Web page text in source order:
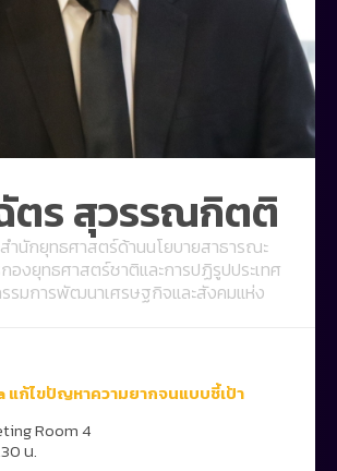
ตร สุวรรณกิตติ
ำนักยุทธศาสตร์ด้านนโยบายสาธารณะ
องยุทธศาสตร์ชาติและการปฏิรูปประเทศ
รมการพัฒนาเศรษฐกิจและสังคมแห่ง
แก้ไขปัญหาความยากจนแบบชี้เป้า
Room 4
น.